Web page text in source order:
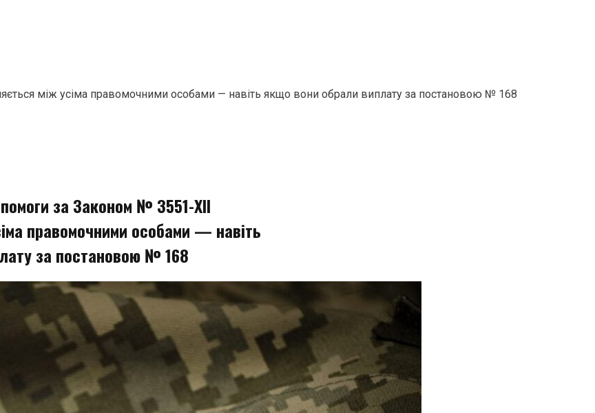
між усіма правомочними особами — навіть якщо вони обрали виплату за постановою № 168
за Законом № 3551-XII
правомочними особами — навіть
за постановою № 168